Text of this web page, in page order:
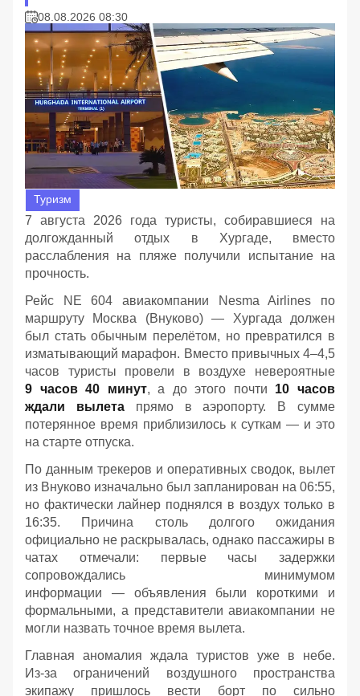
08.08.2026 08:30
Туризм
7 августа 2026 года туристы, собиравшиеся на
долгожданный отдых в Хургаде, вместо
расслабления на пляже получили испытание на
прочность.
Рейс NE 604 авиакомпании Nesma Airlines по
маршруту Москва (Внуково) — Хургада должен
был стать обычным перелётом, но превратился в
изматывающий марафон. Вместо привычных 4–4,5
часов туристы провели в воздухе невероятные
9 часов 40 минут, а до этого почти 10 часов
ждали вылетапрямо в аэропорту. В сумме
потерянное время приблизилось к суткам — и это
на старте отпуска.
По данным трекеров и оперативных сводок, вылет
из Внуково изначально был запланирован на 06:55,
но фактически лайнер поднялся в воздух только в
16:35. Причина столь долгого ожидания
официально не раскрывалась, однако пассажиры в
чатах отмечали: первые часы задержки
сопровождались минимумом
информации — объявления были короткими и
формальными, а представители авиакомпании не
могли назвать точное время вылета.
Главная аномалия ждала туристов уже в небе.
Из‑за ограничений воздушного пространства
экипажу пришлось вести борт по сильно